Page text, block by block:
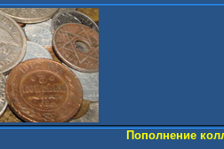
Пополнение